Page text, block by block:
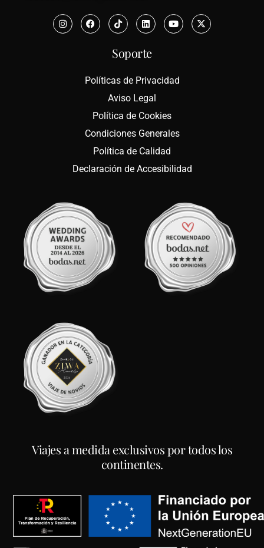
Soporte
Políticas de Privacidad
Aviso Legal
Política de Cookies
Condiciones Generales
Política de Calidad
Declaración de Accesibilidad
Viajes a medida exclusivos por todos los
continentes.